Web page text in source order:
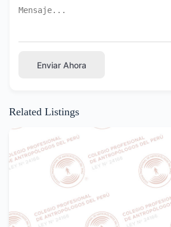
Enviar Ahora
Related Listings